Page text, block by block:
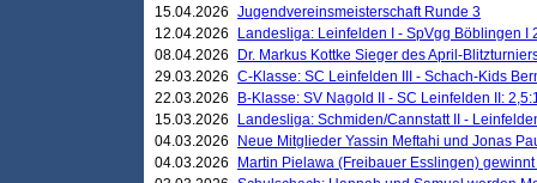
15.04.2026 Jugendvereinsmeisterschaft Runde 3
12.04.2026
Landesliga: Leinfelden I - SpVgg Böblingen I
08.04.2026
Dr. Markus Kottke Sieger des April-
29.03.2026 C-Klasse: SC Leinfelden III - Schach-Kids
22.03.2026
B-Klasse: SV Nagold II - SC Leinfelden II:
15.03.2026
Landesliga: Schmiden/Cannstatt II -
04.03.2026
Neue Mitglieder Yassin Meftahi und Jonas
04.03.2026
Martin Pielawa (Freibauer Esslingen)